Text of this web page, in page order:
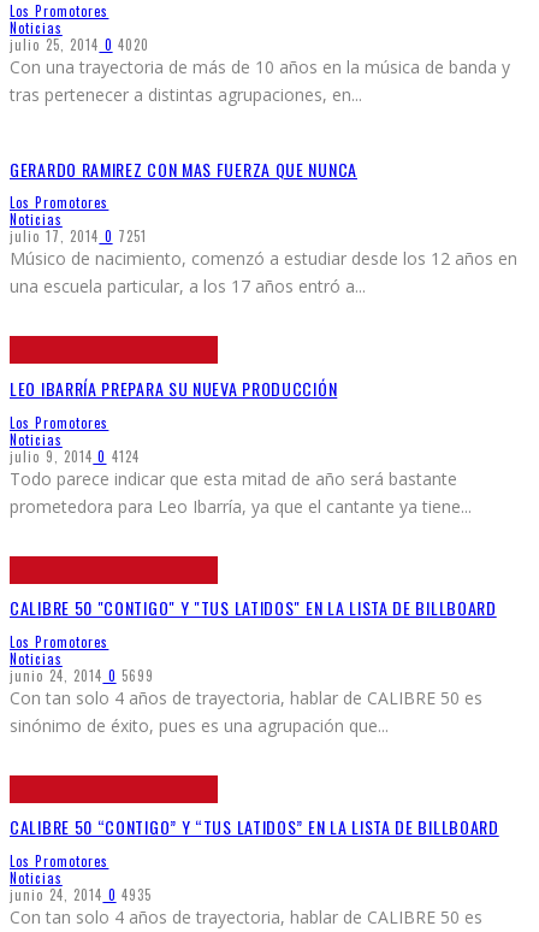
Los Promotores
Noticias
julio 25, 2014 0 4020
Con una trayectoria de más de 10 años en la música de banda y
tras pertenecer a distintas agrupaciones, en...
GERARDO RAMIREZ CON MAS FUERZA QUE NUNCA
Los Promotores
Noticias
julio 17, 2014 0 7251
Músico de nacimiento, comenzó a estudiar desde los 12 años en
una escuela particular, a los 17 años entró a...
LEO IBARRÍA PREPARA SU NUEVA PRODUCCIÓN
Los Promotores
Noticias
julio 9, 2014 0 4124
Todo parece indicar que esta mitad de año será bastante
prometedora para Leo Ibarría, ya que el cantante ya tiene...
CALIBRE 50 "CONTIGO" Y "TUS LATIDOS" EN LA LISTA DE BILLBOARD
Los Promotores
Noticias
junio 24, 2014 0 5699
Con tan solo 4 años de trayectoria, hablar de CALIBRE 50 es
sinónimo de éxito, pues es una agrupación que...
CALIBRE 50 “CONTIGO” Y “TUS LATIDOS” EN LA LISTA DE BILLBOARD
Los Promotores
Noticias
junio 24, 2014 0 4935
Con tan solo 4 años de trayectoria, hablar de CALIBRE 50 es